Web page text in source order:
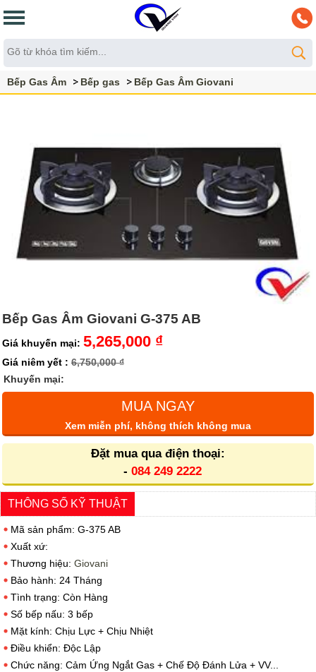
Bếp Gas Âm Bếp gas Bếp Gas Âm Giovani
Bếp Gas Âm Giovani G-375 AB
Giá khuyến mại: 5,265,000 ₫
Giá niêm yết : 6,750,000 ₫
Khuyến mại:
MUA NGAY
Xem miễn phí, không thích không mua
Đặt mua qua điện thoại:
- 084 249 2222
THÔNG SỐ KỸ THUẬT
Mã sản phẩm: G-375 AB
Xuất xứ:
Thương hiệu: Giovani
Bảo hành: 24 Tháng
Tình trạng: Còn Hàng
Số bếp nấu: 3 bếp
Mặt kính: Chịu Lực + Chịu Nhiệt
Điều khiển: Độc Lập
Chức năng: Cảm Ứng Ngắt Gas + Chế Độ Đánh Lửa + VV...